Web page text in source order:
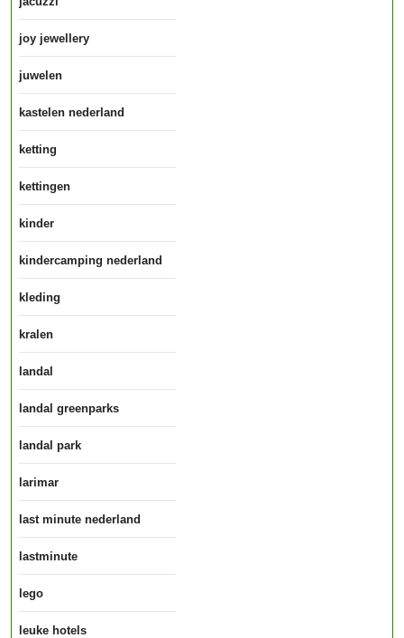
joy jewellery
juwelen
kastelen nederland
ketting
kettingen
kinder
kindercamping nederland
kleding
kralen
landal
landal greenparks
landal park
larimar
last minute nederland
lastminute
lego
leuke hotels